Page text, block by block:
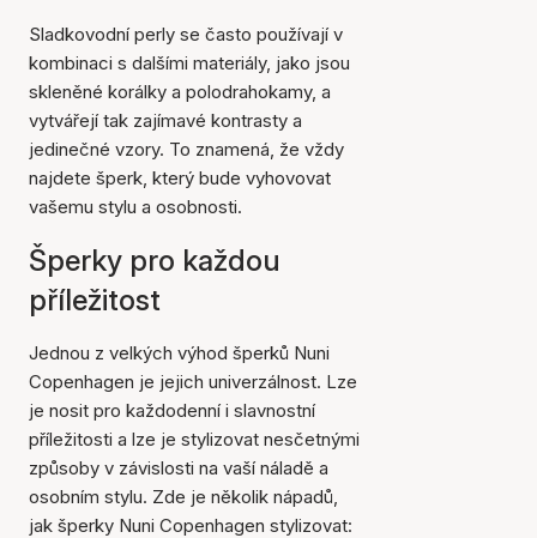
Sladkovodní perly se často používají v
kombinaci s dalšími materiály, jako jsou
skleněné korálky a polodrahokamy, a
vytvářejí tak zajímavé kontrasty a
jedinečné vzory. To znamená, že vždy
najdete šperk, který bude vyhovovat
vašemu stylu a osobnosti.
Šperky pro každou
příležitost
Jednou z velkých výhod šperků Nuni
Copenhagen je jejich univerzálnost. Lze
je nosit pro každodenní i slavnostní
příležitosti a lze je stylizovat nesčetnými
způsoby v závislosti na vaší náladě a
osobním stylu. Zde je několik nápadů,
jak šperky Nuni Copenhagen stylizovat: